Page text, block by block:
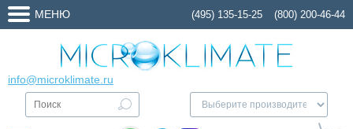
МЕНЮ (495) 135-15-25 (800) 200-46-44
info@microklimate.ru